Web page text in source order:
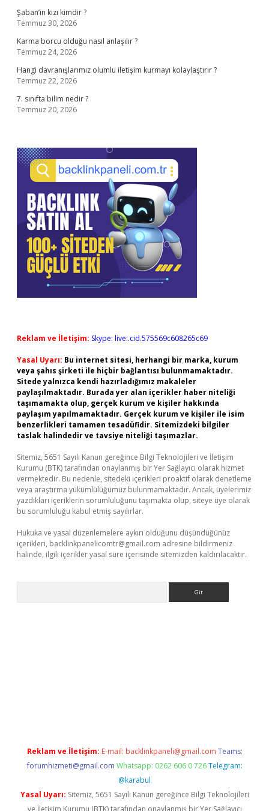
Şaban’ın kızı kimdir ?
Temmuz 30, 2026
Karma borcu olduğu nasıl anlaşılır ?
Temmuz 24, 2026
Hangi davranışlarımız olumlu iletişim kurmayı kolaylaştırır ?
Temmuz 22, 2026
7. sınıfta bilim nedir ?
Temmuz 20, 2026
Reklam ve İletişim: Skype: live:.cid.575569c608265c69
Yasal Uyarı: Bu internet sitesi, herhangi bir marka, kurum
veya şahıs şirketi ile hiçbir bağlantısı bulunmamaktadır.
Sitede yalnızca kendi hazırladığımız makaleler
paylaşılmaktadır. Burada yer alan içerikler haber niteliği
taşımamakta olup, gerçek kurum ve kişiler hakkında
paylaşım yapılmamaktadır. Gerçek kurum ve kişiler ile isim
benzerlikleri tamamen tesadüfidir. Sitemizdeki bilgiler
taslak halindedir ve tavsiye niteliği taşımazlar.
Sitemiz, 5651 Sayılı Kanun gereğince Bilgi Teknolojileri ve İletişim
Kurumu (BTK) tarafından onaylanmış bir Yer Sağlayıcı olarak hizmet
vermektedir. Bu nedenle, sitedeki içerikleri proaktif olarak denetleme
veya araştırma yükümlülüğümüz bulunmamaktadır. Ancak, üyelerimiz
yazdıkları içeriklerin sorumluluğunu taşımakta olup, siteye üye olarak
bu sorumluluğu kabul etmiş sayılırlar.
Hukuka ve yasal düzenlemelere aykırı olduğunu düşündüğünüz
içerikleri, backlinkpanelicomtr@gmail.com adresine bildirmeniz
halinde, ilgili içerikler yasal süre içerisinde sitemizden kaldırılacaktır.
Reklam ve İletişim: E-mail: backlinkpaneli@gmail.com Teams:
forumhizmeti@gmail.com Whatsapp: 0262 606 0 726 Telegram:
@karabul
Yasal Uyarı: Sitemiz, 5651 Sayılı Kanun gereğince Bilgi Teknolojileri
ve İletişim Kurumu (BTK) tarafından onaylanmış bir Yer Sağlayıcı